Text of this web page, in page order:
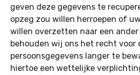
geven deze gegevens te
opzeg zou willen herroepen of
willen overzetten naar een
behouden wij ons het recht voor
persoonsgegevens langer te
hiertoe een wettelijke